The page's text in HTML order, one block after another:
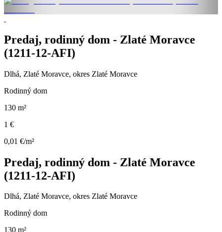
Predaj, rodinný dom - Zlaté Moravce
(1211-12-AFI)
Dlhá, Zlaté Moravce, okres Zlaté Moravce
Rodinný dom
130 m²
1 €
0,01 €/m²
Predaj, rodinný dom - Zlaté Moravce
(1211-12-AFI)
Dlhá, Zlaté Moravce, okres Zlaté Moravce
Rodinný dom
130 m²